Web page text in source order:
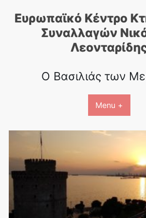
Ευρωπαϊκό Κέντρο
Συναλλαγών
Ο Βασιλιάς των
Menu +